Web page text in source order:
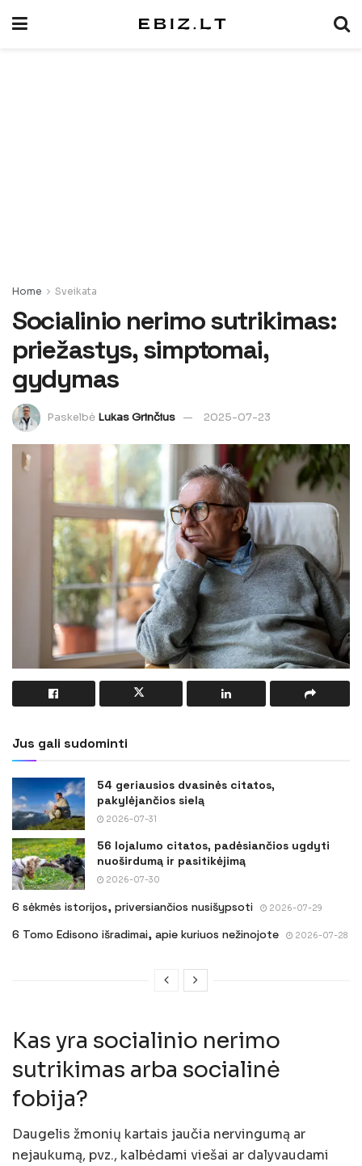
Home Sveikata
Socialinio nerimo sutrikimas:
priežastys, simptomai,
gydymas
Paskelbė Lukas Grinčius 2025-07-23
Jus gali sudominti
54 geriausios dvasinės citatos,
pakylėjančios sielą
2026-07-31
56 lojalumo citatos, padėsiančios ugdyti
nuoširdumą ir pasitikėjimą
2026-07-30
6 sėkmės istorijos, priversiančios nusišypsoti 2026-07-29
6 Tomo Edisono išradimai, apie kuriuos nežinojote 2026-07-28
Kas yra socialinio nerimo
sutrikimas arba socialinė
fobija?
Daugelis žmonių kartais jaučia nervingumą ar
nejaukumą, pvz., kalbėdami viešai ar dalyvaudami